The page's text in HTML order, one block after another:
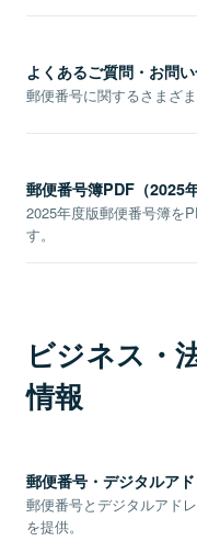
よくあるご質問・お問
郵便番号に関するさまざ
郵便番号簿PDF（2025
2025年度版郵便番号簿を
す。
ビジネス・
情報
郵便番号・デジタルア
郵便番号とデジタルアド
を提供。